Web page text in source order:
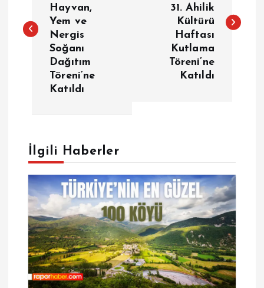
z
ı
n
m
e
s
Hayvan,
Yem ve
Nergis
Soğanı
Dağıtım
Töreni’ne
Katıldı
31. Ahilik
Kültürü
Haftası
Kutlama
Töreni’ne
Katıldı
İlgili Haberler